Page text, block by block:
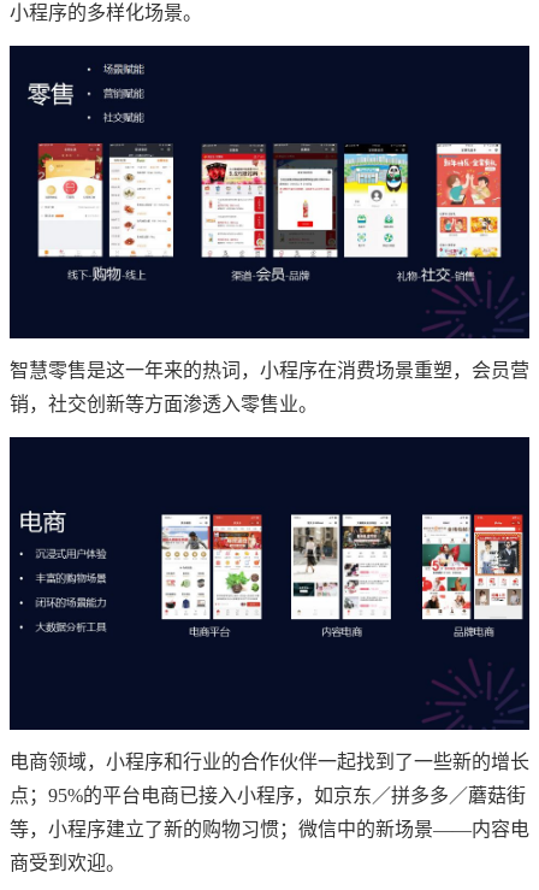
小程序的多样化场景。
智慧零售是这一年来的热词，小程序在消费场景重塑，会员营
销，社交创新等方面渗透入零售业。
电商领域，小程序和行业的合作伙伴一起找到了一些新的增长
点；95%的平台电商已接入小程序，如京东／拼多多／蘑菇街
等，小程序建立了新的购物习惯；微信中的新场景——内容电
商受到欢迎。